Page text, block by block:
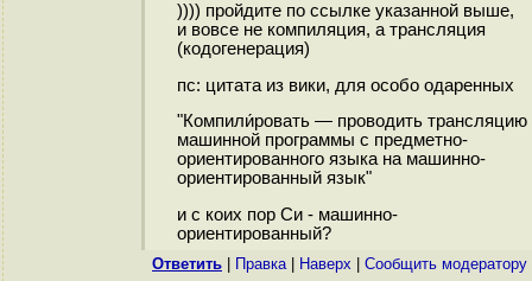
)))) пройдите по ссылке указанной выше,
и вовсе не компиляция, а трансляция
(кодогенерация)
пс: цитата из вики, для особо одаренных
"Компили́ровать — проводить трансляцию
машинной программы с предметно-
ориентированного языка на машинно-
ориентированный язык"
и с коих пор Си - машинно-
ориентированный?
Ответить Правка| Наверх Cообщить модератору